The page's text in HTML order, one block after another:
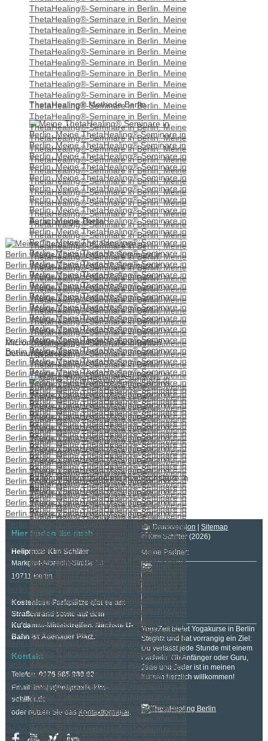
ThetaHealing® Methode Berlin
Aurachirurgie Berlin
Microneedling gegen Falten, Aknenarben,
Dehnungsstreifen
Faltenunterspritzung mit Hyaluronsäure in
Berlin.
Hier finden Sie mich
Heilpraxis Kim Schiller
Markgraf-Albrecht-Straße 13
10711 Berlin
Kostenlose Parkplätze gibt es am
Straßenrand sowie auf dem
Ku'damm-Mittelstreifen. Nächste U-
Bahn ist Adenauer Platz.
Kontakt
Telefon:0176 985 980 82
Email:info(at)heilpraxis-kim-
schiller.de
oder nutzen Sie dasKontaktformular.
Druckversion
Sitemap
© Kim Schiller (2026)
Meine Partner:
YogaZeit bietet Yogakurse in Berlin
Steglitz und hat vorrangig ein Ziel:
Du verlässt jede Stunde mit einem
Lächeln. Ob Anfänger oder Guru,
Jede und Jeder ist in meinen
Kursen herzlich willkommen!